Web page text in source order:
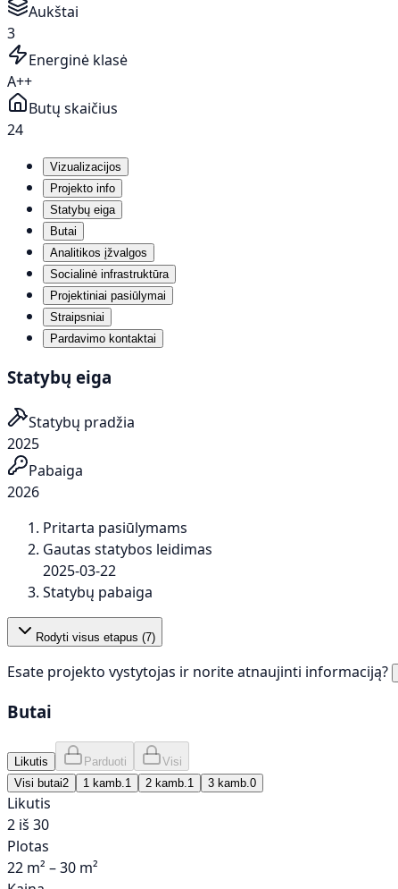
Aukštai
3
Energinė klasė
A++
Butų skaičius
24
Vizualizacijos
Projekto info
Statybų eiga
Butai
Analitikos įžvalgos
Socialinė infrastruktūra
Projektiniai pasiūlymai
Straipsniai
Pardavimo kontaktai
Statybų eiga
Statybų pradžia
2025
Pabaiga
2026
Pritarta pasiūlymams
Gautas statybos leidimas
2025-03-22
Statybų pabaiga
Rodyti visus etapus (7)
Esate projekto vystytojas ir norite atnaujinti informaciją?
Butai
Likutis Parduoti
Visi
Visi butai2 1 kamb. 1 2 kamb. 1 3 kamb. 0
Likutis
2 iš 30
Plotas
22 m² – 30 m²